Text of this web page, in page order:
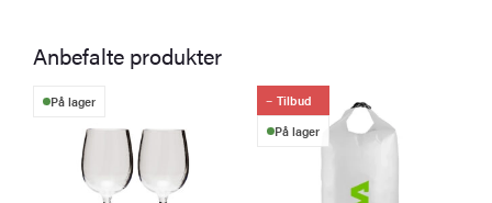
Anbefalte produkter
På lager
Tilbud
På lager